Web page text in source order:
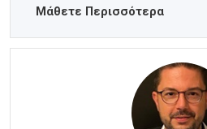
Μάθετε Περισσότερα